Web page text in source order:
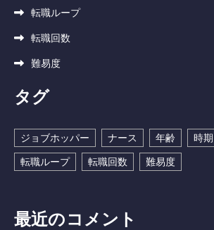
転職ループ
転職回数
難易度
タグ
ジョブホッパー ナース 年齢 時期
転職ループ
転職回数 難易度
最近のコメント